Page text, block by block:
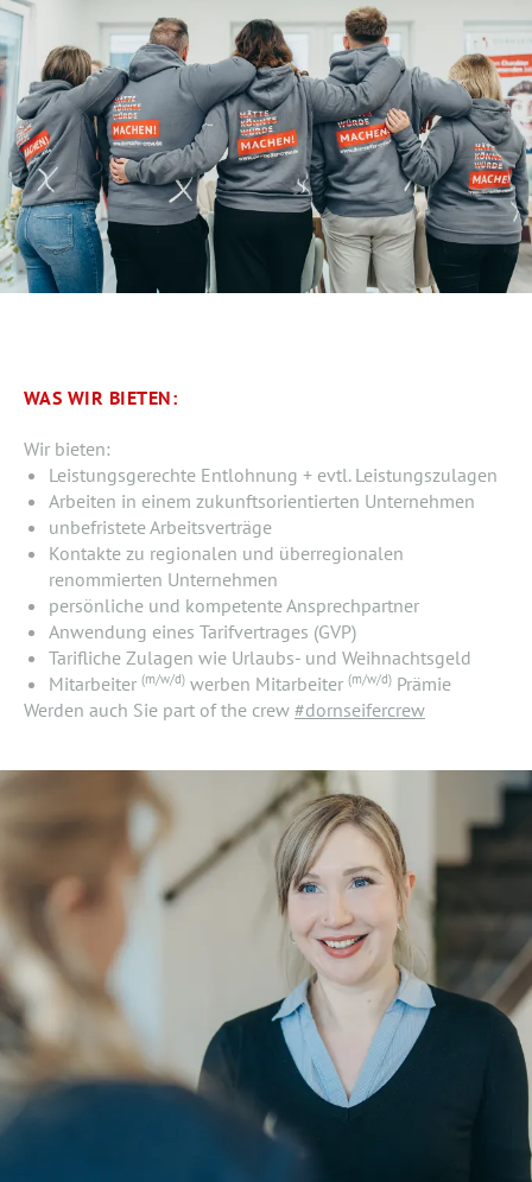
WAS WIR BIETEN:
Wir bieten:
Leistungsgerechte Entlohnung + evtl. Leistungszulagen
Arbeiten in einem zukunftsorientierten Unternehmen
unbefristete Arbeitsverträge
Kontakte zu regionalen und überregionalen
renommierten Unternehmen
persönliche und kompetente Ansprechpartner
Anwendung eines Tarifvertrages (GVP)
Tarifliche Zulagen wie Urlaubs- und Weihnachtsgeld
Mitarbeiter (m/w/d)werben Mitarbeiter (m/w/d)Prämie
Werden auch Sie part of the crew #dornseifercrew